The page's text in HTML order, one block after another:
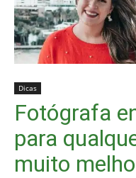
Dicas
Fotógrafa
para
muito